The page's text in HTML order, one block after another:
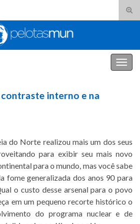
interno e na
do Norte realizou mais um dos seus
para exibir seu mais novo
para o mundo, mas você sabe
fome generalizada dos anos 90 para
o custo desse arsenal para o povo
em um pequeno recorte histórico o
do programa nuclear e de